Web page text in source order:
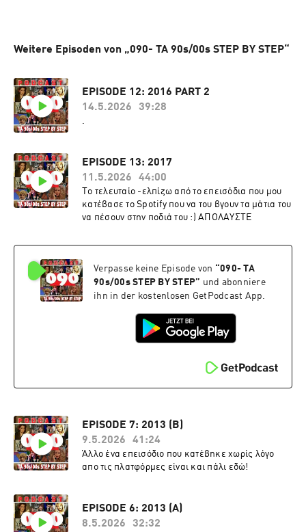
Weitere Episoden von „090- TA 90s/00s STEP BY STEP“
EPISODE 12: 2016 PART 2
14.5.2026
39:28
.
EPISODE 13: 2017
11.5.2026
44:00
Tο τελευταίο -ελπίζω από το επεισόδια που μου
κατέβασε το Spotify που να του βγουν τα μάτια του
να πέσουν στην ποδιά του :) ΑΠΟΛΑΥΣΤΕ
Verpasse keine Episode von “090- TA
90s/00s STEP BY STEP” und abonniere
ihn in der kostenlosen GetPodcast App.
EPISODE 7: 2013 (B)
9.5.2026
41:24
Άλλο ένα επεισόδιο που κατέβηκε χωρίς λόγο
απο τις πλατφόρμες είναι και πάλι εδώ!
EPISODE 6: 2013 (A)
8.5.2026
32:32